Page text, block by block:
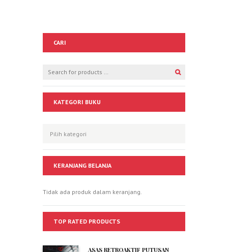
CARI
KATEGORI BUKU
KERANJANG BELANJA
Tidak ada produk dalam keranjang.
TOP RATED PRODUCTS
ASAS RETROAKTIF PUTUSAN